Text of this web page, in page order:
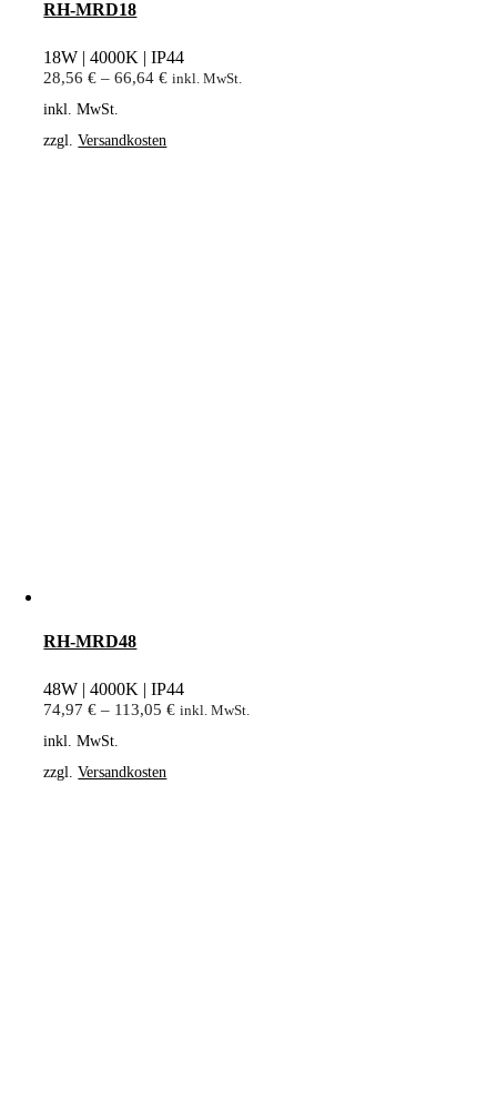
RH-MRD18
18W | 4000K | IP44
28,56€ –66,64€ inkl. MwSt.
inkl. MwSt.
zzgl.Versandkosten
RH-MRD48
48W | 4000K | IP44
74,97€ – 113,05€ inkl. MwSt.
inkl. MwSt.
zzgl.Versandkosten